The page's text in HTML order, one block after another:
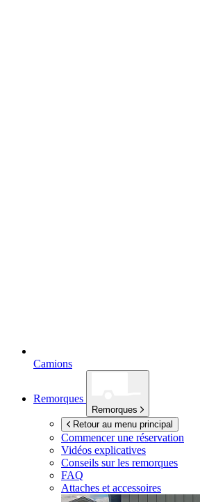
Camions
Remorques
Remorques
Retour au menu principal
Commencer une réservation
Vidéos explicatives
Conseils sur les remorques
FAQ
Attaches et accessoires